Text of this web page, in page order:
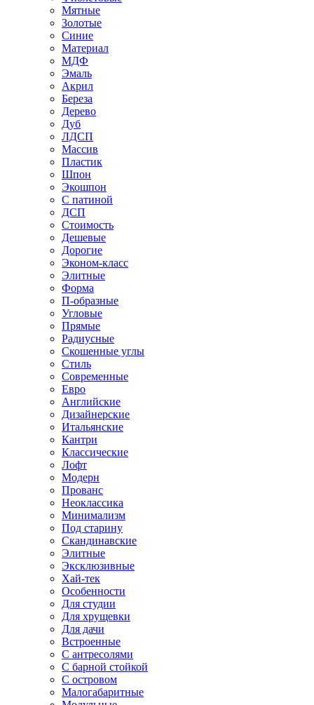
Мятные
Золотые
Синие
Материал
МДФ
Эмаль
Акрил
Береза
Дерево
Дуб
ЛДСП
Массив
Пластик
Шпон
Экошпон
С патиной
ДСП
Стоимость
Дешевые
Дорогие
Эконом-класс
Элитные
Форма
П-образные
Угловые
Прямые
Радиусные
Скошенные углы
Стиль
Современные
Евро
Английские
Дизайнерские
Итальянские
Кантри
Классические
Лофт
Модерн
Прованс
Неоклассика
Минимализм
Под старину
Скандинавские
Элитные
Эксклюзивные
Хай-тек
Особенности
Для студии
Для хрущевки
Для дачи
Встроенные
С антресолями
С барной стойкой
С островом
Малогабаритные